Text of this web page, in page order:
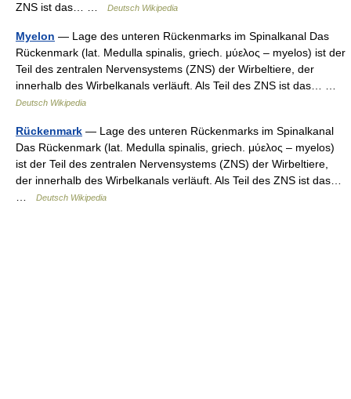
ZNS ist das… …
Deutsch Wikipedia
Myelon — Lage des unteren Rückenmarks im Spinalkanal Das
Rückenmark (lat. Medulla spinalis, griech. μύελος – myelos) ist der
Teil des zentralen Nervensystems (ZNS) der Wirbeltiere, der
innerhalb des Wirbelkanals verläuft. Als Teil des ZNS ist das… …
Deutsch Wikipedia
Rückenmark — Lage des unteren Rückenmarks im Spinalkanal
Das Rückenmark (lat. Medulla spinalis, griech. μύελος – myelos)
ist der Teil des zentralen Nervensystems (ZNS) der Wirbeltiere,
der innerhalb des Wirbelkanals verläuft. Als Teil des ZNS ist das…
Deutsch Wikipedia